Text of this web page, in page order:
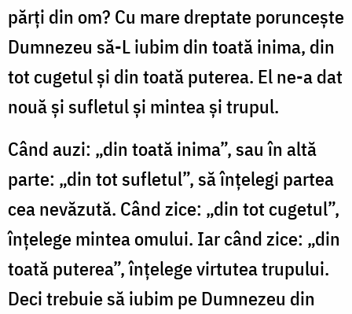
părţi din om? Cu mare dreptate porunceşte
Dumnezeu să-L iubim din toată inima, din
tot cugetul şi din toată puterea. El ne-a dat
nouă şi sufletul şi mintea şi trupul.
Când auzi: „din toată inima”, sau în altă
parte: „din tot sufletul”, să înţelegi partea
cea nevăzută. Când zice: „din tot cugetul”,
înţelege mintea omului. Iar când zice: „din
toată puterea”, înţelege virtutea trupului.
Deci trebuie să iubim pe Dumnezeu din